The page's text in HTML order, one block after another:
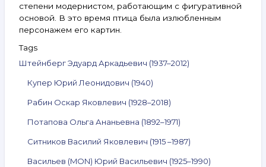
степени модернистом, работающим с фигуративной
основой. В это время птица была излюбленным
персонажем его картин.
Tags
Штейнберг Эдуард Аркадьевич (1937–2012)
Купер Юрий Леонидович (1940)
Рабин Оскар Яковлевич (1928–2018)
Потапова Ольга Ананьевна (1892–1971)
Ситников Василий Яковлевич (1915 –1987)
Васильев (MON) Юрий Васильевич (1925–1990)